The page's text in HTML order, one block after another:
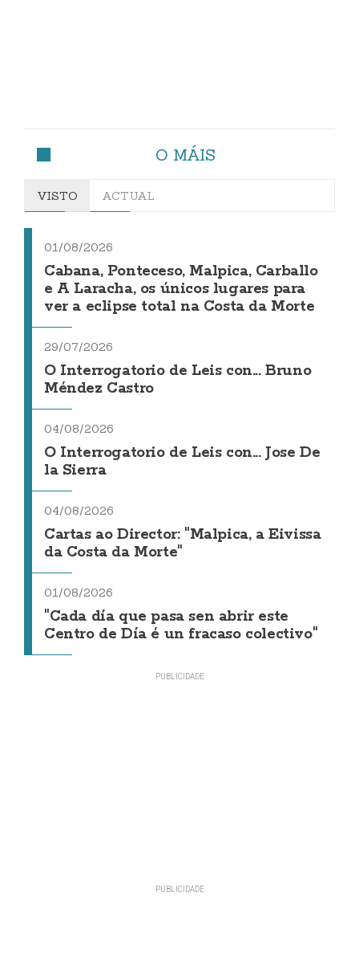
O MÁIS
VISTO ACTUAL
01/08/2026
Cabana, Ponteceso, Malpica, Carballo
e A Laracha, os únicos lugares para
ver a eclipse total na Costa da Morte
29/07/2026
O Interrogatorio de Leis con... Bruno
Méndez Castro
04/08/2026
O Interrogatorio de Leis con... Jose De
la Sierra
04/08/2026
Cartas ao Director: "Malpica, a Eivissa
da Costa da Morte"
01/08/2026
"Cada día que pasa sen abrir este
Centro de Día é un fracaso colectivo"